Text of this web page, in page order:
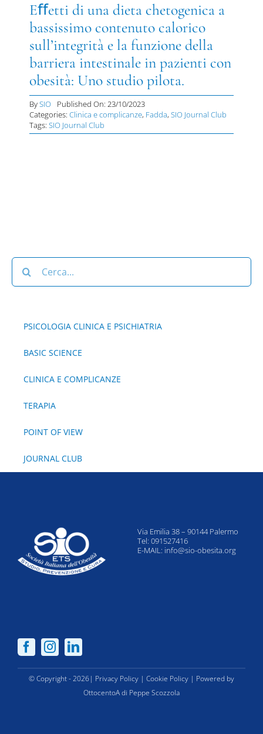
Eﬀetti di una dieta chetogenica a
bassissimo contenuto calorico
sull’integrità e la funzione della
barriera intestinale in pazienti con
obesità: Uno studio pilota.
BySIO
Published On: 23/10/2023
Categories: Clinica e complicanze, Fadda, SIO Journal Club
Tags: SIO Journal Club
Cerca
per:
PSICOLOGIA CLINICA E PSICHIATRIA
BASIC SCIENCE
CLINICA E COMPLICANZE
TERAPIA
POINT OF VIEW
JOURNAL CLUB
Via Emilia 38 – 90144 Palermo
Tel: 091527416
E-MAIL: info@sio-obesita.org
© Copyright - 2026| Privacy Policy | Cookie Policy | Powered by
OttocentoA di Peppe Scozzola